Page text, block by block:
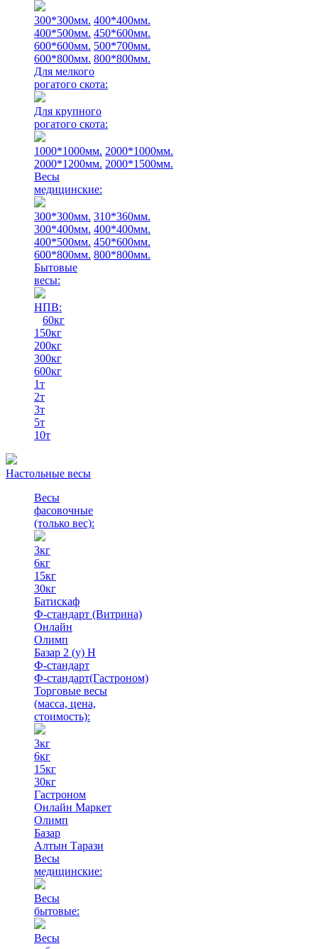
300*300мм. 400*400мм.
400*500мм. 450*600мм.
600*600мм. 500*700мм.
600*800мм. 800*800мм.
Для мелкого
рогатого скота:
Для крупного
рогатого скота:
1000*1000мм. 2000*1000мм.
2000*1200мм. 2000*1500мм.
Весы
медицинские:
300*300мм. 310*360мм.
300*400мм. 400*400мм.
400*500мм. 450*600мм.
600*800мм. 800*800мм.
Бытовые
весы:
НПВ:
60кг
150кг
200кг
300кг
600кг
1т
2т
3т
5т
10т
Настольные весы
Весы
фасовочные
(только вес):
3кг
6кг
15кг
30кг
Батискаф
Ф-стандарт (Витрина)
Онлайн
Олимп
Базар 2 (у) Н
Ф-стандарт
Ф-стандарт(Гастроном)
Торговые весы
(масса, цена,
стоимость):
3кг
6кг
15кг
30кг
Гастроном
Онлайн Маркет
Олимп
Базар
Алтын Тарази
Весы
медицинские:
Весы
бытовые:
Весы